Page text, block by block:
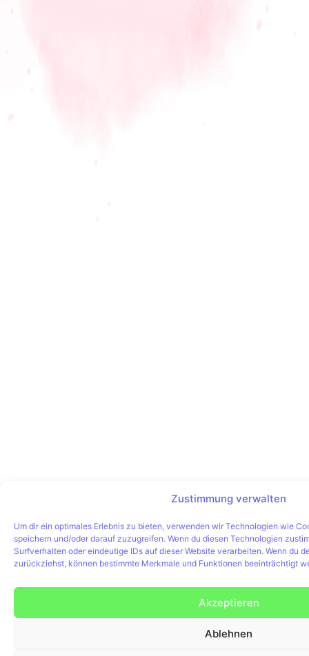
Zustimmung verwalten
Um dir ein optimales Erlebnis zu bieten, verwenden wir Technologien wie
speichern und/oder darauf zuzugreifen. Wenn du diesen Technologien
Surfverhalten oder eindeutige IDs auf dieser Website verarbeiten. Wenn du
zurückziehst, können bestimmte Merkmale und Funktionen beeinträchtigt
Akzeptieren
Ablehnen